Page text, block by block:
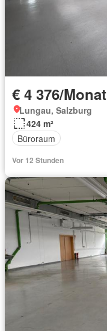
€ 4 376/Monat
Lungau, Salzburg
424 m²
Büroraum
Vor 12 Stunden